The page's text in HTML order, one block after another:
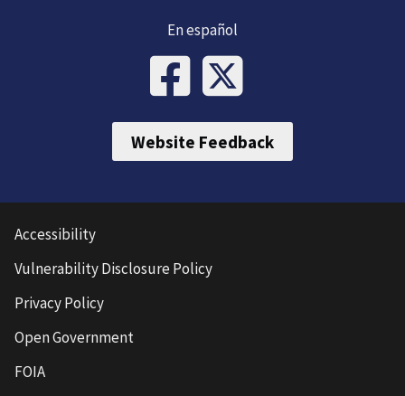
En español
Website Feedback
Accessibility
Vulnerability Disclosure Policy
Privacy Policy
Open Government
FOIA